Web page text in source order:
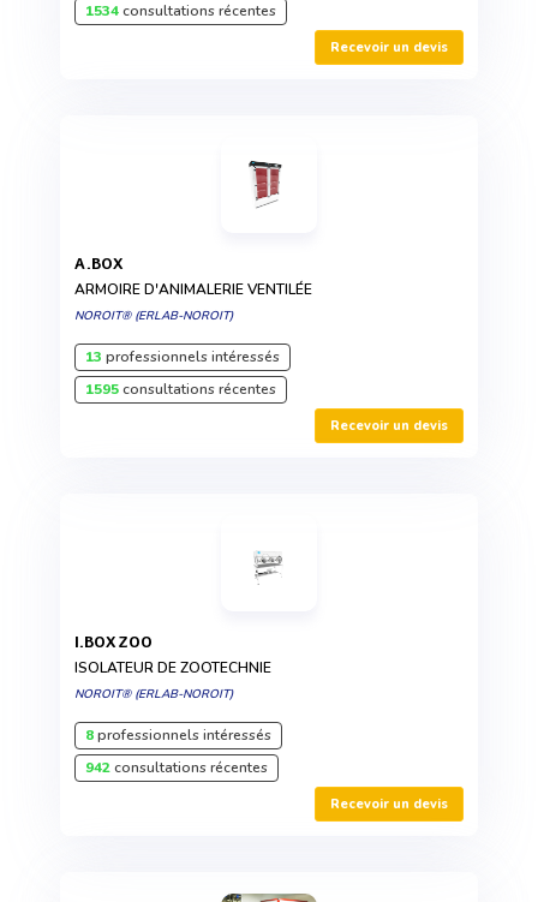
1534consultations récentes
Recevoir un devis
A.BOX
ARMOIRE D'ANIMALERIE VENTILÉE
NOROIT® (ERLAB-NOROIT)
13 professionnels intéressés
1595consultations récentes
Recevoir un devis
I.BOX ZOO
ISOLATEUR DE ZOOTECHNIE
NOROIT® (ERLAB-NOROIT)
8professionnels intéressés
942consultations récentes
Recevoir un devis